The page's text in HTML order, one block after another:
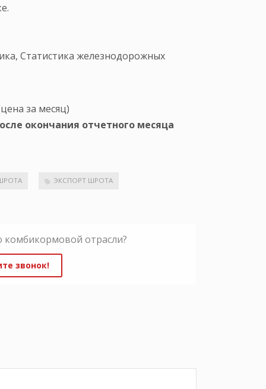
Статистика железнодорожных
за месяц)
окончания отчетного месяца
ЭКСПОРТ ШРОТА
комбикормовой отрасли?
звонок!